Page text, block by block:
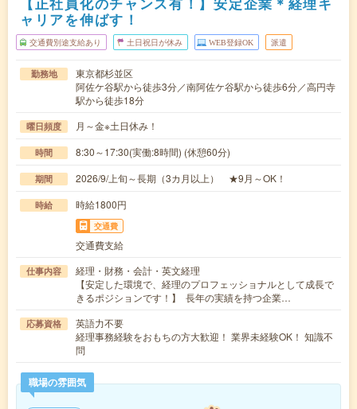
ャリアを伸ばす！
交通費別途支給あり 土日祝日が休み WEB登録OK 派遣
勤務地
東京都杉並区
阿佐ケ谷駅から徒歩3分／南阿佐ケ谷駅から徒歩6分／高円寺
駅から徒歩18分
曜日頻度 月～金※土日休み！
時間 8:30～17:30(実働:8時間) (休憩60分)
期間 2026/9/上旬～長期（3カ月以上） ★9月～OK！
時給 時給1800円
交通費
交通費支給
仕事内容
経理・財務・会計・英文経理
【安定した環境で、経理のプロフェッショナルとして成長で
きるポジションです！】 長年の実績を持つ企業…
応募資格
英語力不要
経理事務経験をおもちの方大歓迎！ 業界未経験OK！ 知識不
問
職場の雰囲気